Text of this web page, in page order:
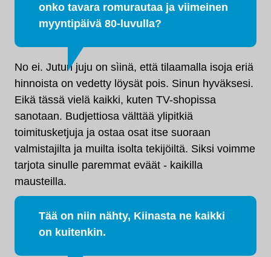
onko tavara romurautaa ja viimeinen
myyntipäivä 80-luvulla?
No ei. Jutun juju on sìinä, että tilaamalla isoja eriä
hinnoista on vedetty löysät pois. Sinun hyväksesi.
Eikä tässä vielä kaikki, kuten TV-shopissa
sanotaan. Budjettiosa välttää ylipitkiä
toimitusketjuja ja ostaa osat itse suoraan
valmistajilta ja muilta isolta tekijöiltä. Siksi voimme
tarjota sinulle paremmat eväät - kaikilla
mausteilla.
Tää on niin nähty, Kiinasta ne kaikki
on kuitenkin.